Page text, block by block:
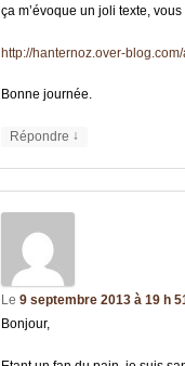
ça m’évoque un joli texte,
http://hanternoz.over-
Bonne journée.
Répondre ↓
Le 9 septembre 2013 à 19 h
Bonjour,